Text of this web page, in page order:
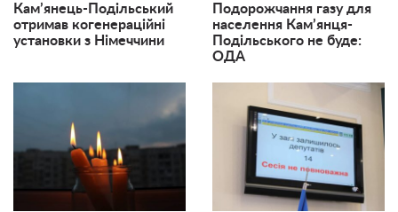
Кам’янець-Подільський
отримав когенераційні
установки з Німеччини
Подорожчання газу для
населення Кам’янця-
Подільського не буде:
ОДА